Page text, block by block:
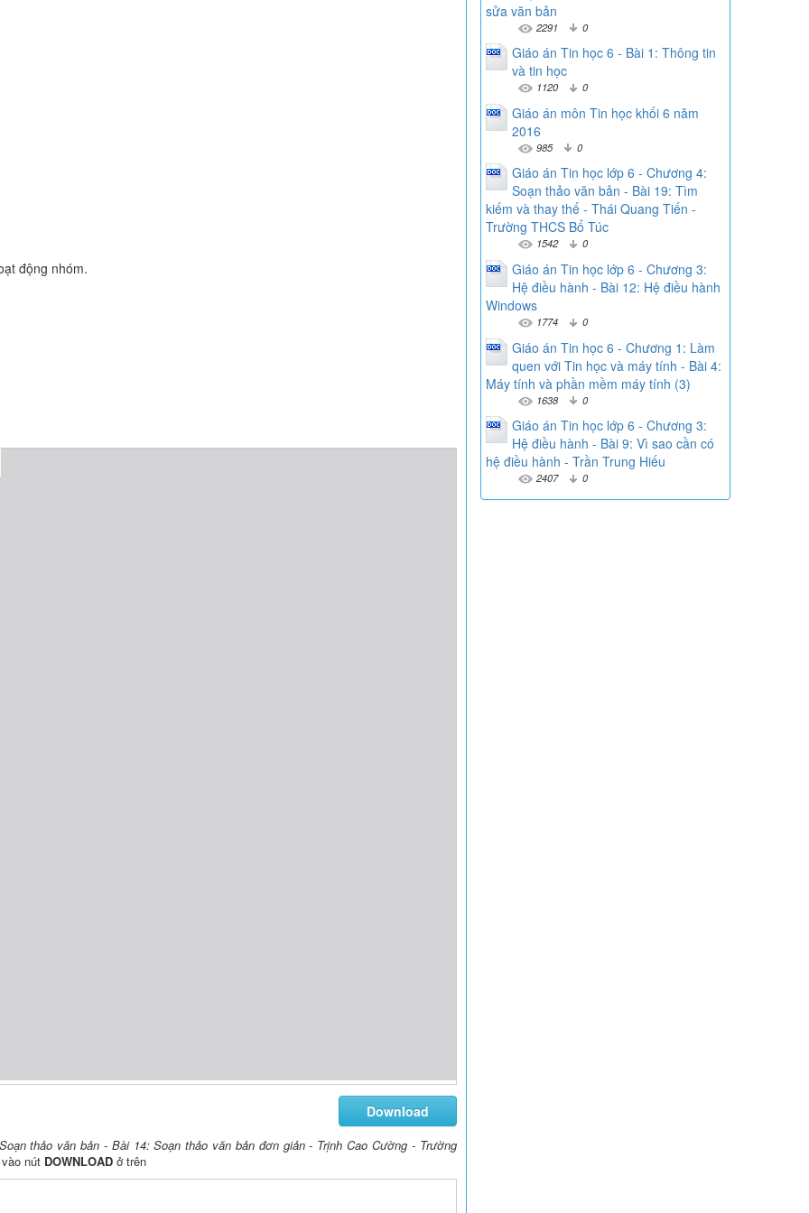
động nhóm.
Download
thảo văn bản - Bài 14: Soạn thảo văn bản đơn giản - Trịnh Cao Cường - Trường
nút DOWNLOAD ở trên
sửa văn bản
2291 0
Giáo án Tin học 6 - Bài 1: Thông tin
và tin học
1120 0
Giáo án môn Tin học khối 6 năm
2016
985 0
Giáo án Tin học lớp 6 - Chương 4:
Soạn thảo văn bản - Bài 19: Tìm
kiếm và thay thế - Thái Quang Tiến -
Trường THCS Bổ Túc
1542 0
Giáo án Tin học lớp 6 - Chương 3:
Hệ điều hành - Bài 12: Hệ điều hành
Windows
1774 0
Giáo án Tin học 6 - Chương 1: Làm
quen với Tin học và máy tính - Bài 4:
Máy tính và phần mềm máy tính (3)
1638 0
Giáo án Tin học lớp 6 - Chương 3:
Hệ điều hành - Bài 9: Vì sao cần có
hệ điều hành - Trần Trung Hiếu
2407 0